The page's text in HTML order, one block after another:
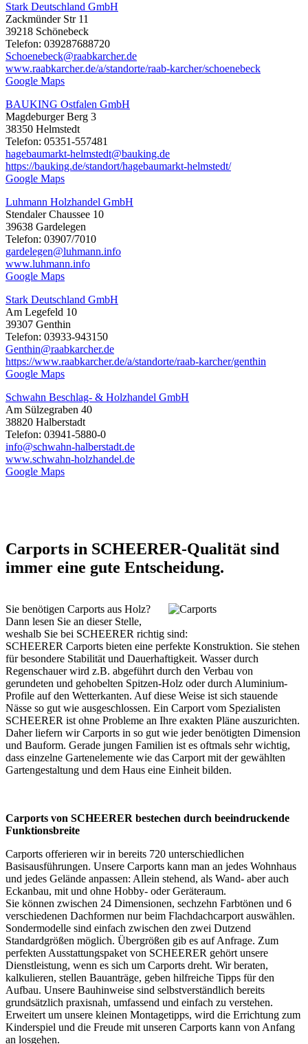
Stark Deutschland GmbH
Zackmünder Str 11
39218 Schönebeck
Telefon: 039287688720
Schoenebeck@raabkarcher.de
www.raabkarcher.de/a/standorte/raab-karcher/schoenebeck
Google Maps
BAUKING Ostfalen GmbH
Magdeburger Berg 3
38350 Helmstedt
Telefon: 05351-557481
hagebaumarkt-helmstedt@bauking.de
https://bauking.de/standort/hagebaumarkt-helmstedt/
Google Maps
Luhmann Holzhandel GmbH
Stendaler Chaussee 10
39638 Gardelegen
Telefon: 03907/7010
gardelegen@luhmann.info
www.luhmann.info
Google Maps
Stark Deutschland GmbH
Am Legefeld 10
39307 Genthin
Telefon: 03933-943150
Genthin@raabkarcher.de
https://www.raabkarcher.de/a/standorte/raab-karcher/genthin
Google Maps
Schwahn Beschlag- & Holzhandel GmbH
Am Sülzegraben 40
38820 Halberstadt
Telefon: 03941-5880-0
info@schwahn-halberstadt.de
www.schwahn-holzhandel.de
Google Maps
Carports in SCHEERER-Qualität sind
immer eine gute Entscheidung.
Sie benötigen Carports aus Holz?
Dann lesen Sie an dieser Stelle,
weshalb Sie bei SCHEERER richtig sind:
SCHEERER Carports bieten eine perfekte Konstruktion. Sie stehen
für besondere Stabilität und Dauerhaftigkeit. Wasser durch
Regenschauer wird z.B. abgeführt durch den Verbau von
gerundeten und gehobelten Spitzen-Holz oder durch Aluminium-
Profile auf den Wetterkanten. Auf diese Weise ist sich stauende
Nässe so gut wie ausgeschlossen. Ein Carport vom Spezialisten
SCHEERER ist ohne Probleme an Ihre exakten Pläne auszurichten.
Daher liefern wir Carports in so gut wie jeder benötigten Dimension
und Bauform. Gerade jungen Familien ist es oftmals sehr wichtig,
dass einzelne Gartenelemente wie das Carport mit der gewählten
Gartengestaltung und dem Haus eine Einheit bilden.
Carports von SCHEERER bestechen durch beeindruckende
Funktionsbreite
Carports offerieren wir in bereits 720 unterschiedlichen
Basisausführungen. Unsere Carports kann man an jedes Wohnhaus
und jedes Gelände anpassen: Allein stehend, als Wand- aber auch
Eckanbau, mit und ohne Hobby- oder Geräteraum.
Sie können zwischen 24 Dimensionen, sechzehn Farbtönen und 6
verschiedenen Dachformen nur beim Flachdachcarport auswählen.
Sondermodelle sind einfach zwischen den zwei Dutzend
Standardgrößen möglich. Übergrößen gib es auf Anfrage. Zum
perfekten Ausstattungspaket von SCHEERER gehört unsere
Dienstleistung, wenn es sich um Carports dreht. Wir beraten,
kalkulieren, stellen Bauanträge, geben hilfreiche Tipps für den
Aufbau. Unsere Bauhinweise sind selbstverständlich bereits
grundsätzlich praxisnah, umfassend und einfach zu verstehen.
Erweitert um unsere kleinen Montagetipps, wird die Errichtung zum
Kinderspiel und die Freude mit unseren Carports kann von Anfang
an losgehen.